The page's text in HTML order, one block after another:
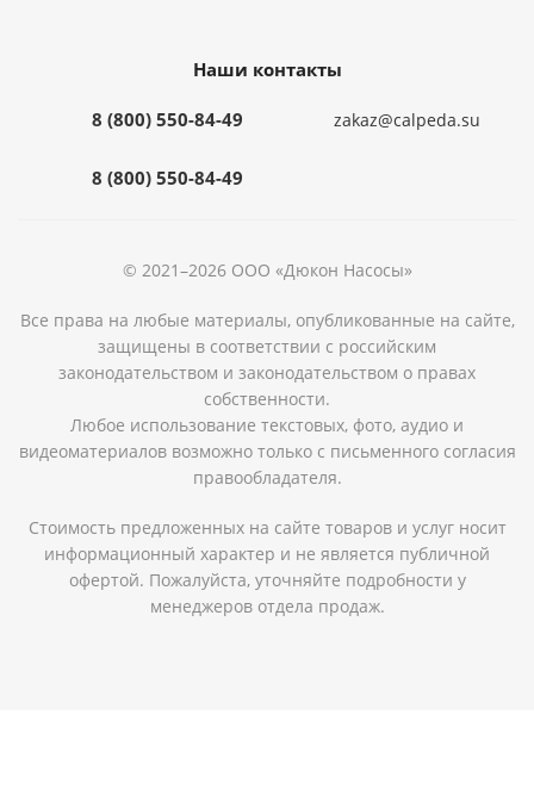
Наши контакты
8 (800) 550-84-49
8 (800) 550-84-49
zakaz@calpeda.su
© 2021–2026 ООО «Дюкон Насосы»
Все права на любые материалы, опубликованные на сайте,
защищены в соответствии с российским
законодательством и законодательством о правах
собственности.
Любое использование текстовых, фото, аудио и
видеоматериалов возможно только с письменного согласия
правообладателя.
Стоимость предложенных на сайте товаров и услуг носит
информационный характер и не является публичной
офертой. Пожалуйста, уточняйте подробности у
менеджеров отдела продаж.